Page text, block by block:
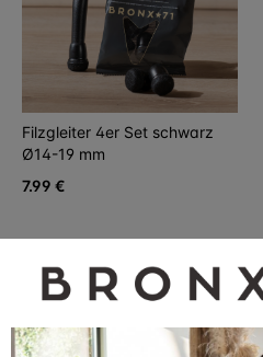
Filzgleiter 4er Set schwarz
Ø14-19 mm
7.99 €